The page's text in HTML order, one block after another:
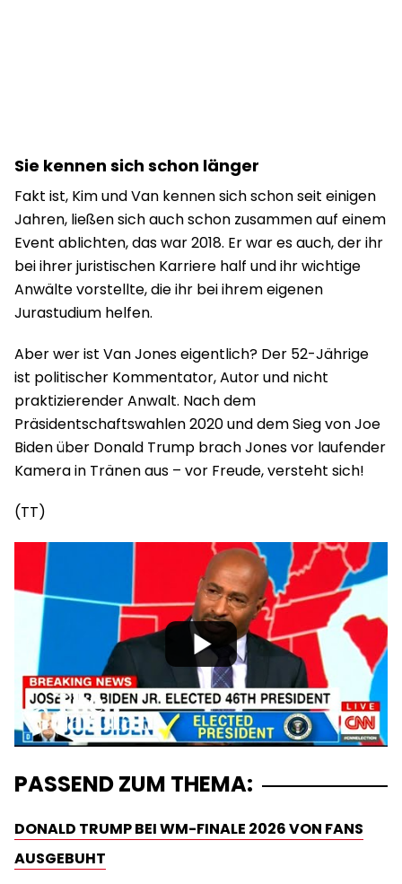
Sie kennen sich schon länger
Fakt ist, Kim und Van kennen sich schon seit einigen
Jahren, ließen sich auch schon zusammen auf einem
Event ablichten, das war 2018. Er war es auch, der ihr
bei ihrer juristischen Karriere half und ihr wichtige
Anwälte vorstellte, die ihr bei ihrem eigenen
Jurastudium helfen.
Aber wer ist Van Jones eigentlich? Der 52-Jährige
ist politischer Kommentator, Autor und nicht
praktizierender Anwalt. Nach dem
Präsidentschaftswahlen 2020 und dem Sieg von Joe
Biden über Donald Trump brach Jones vor laufender
Kamera in Tränen aus – vor Freude, versteht sich!
(TT)
PASSEND ZUM THEMA:
DONALD TRUMP BEI WM-FINALE 2026 VON FANS
AUSGEBUHT